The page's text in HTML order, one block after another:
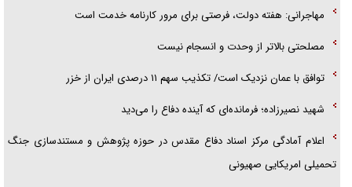
مهاجرانی: هفته دولت، فرصتی برای مرور کارنامه خدمت است
مصلحتی بالاتر از وحدت و انسجام نیست
توافق با عمان نزدیک است/ تکذیب سهم ۱۱ درصدی ایران از خزر
شهید نصیرزاده؛ فرمانده‌ای که آینده دفاع را می‌دید
اعلام آمادگی مرکز اسناد دفاع مقدس در حوزه پژوهش و مستندسازی جنگ
تحمیلی امریکایی صهیونی